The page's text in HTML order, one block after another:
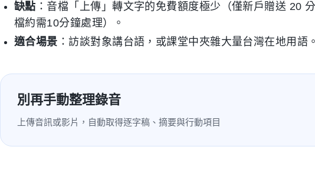
缺點 ：音檔「上傳」轉文字的免費額度極少（僅新戶贈送 20
檔約需10分鐘處理）。
適合場景 ：訪談對象講台語，或課堂中夾雜大量台灣在地用語。
別再手動整理錄音
上傳音訊或影片，自動取得逐字稿、摘要與行動項目